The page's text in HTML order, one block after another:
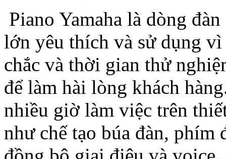
Piano Yamaha là dòng
lớn yêu thích và sử dụng
chắc và thời gian thử
để làm hài lòng khách
nhiều giờ làm việc trên
như chế tạo búa đàn, phím